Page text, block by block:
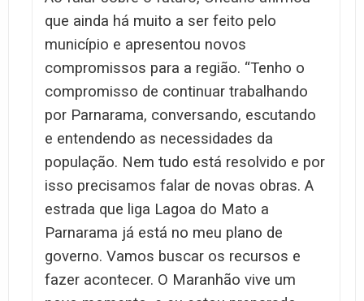
que ainda há muito a ser feito pelo
município e apresentou novos
compromissos para a região. “Tenho o
compromisso de continuar trabalhando
por Parnarama, conversando, escutando
e entendendo as necessidades da
população. Nem tudo está resolvido e por
isso precisamos falar de novas obras. A
estrada que liga Lagoa do Mato a
Parnarama já está no meu plano de
governo. Vamos buscar os recursos e
fazer acontecer. O Maranhão vive um